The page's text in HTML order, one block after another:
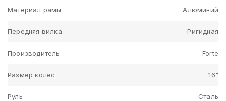
Материал рамы Алюминий
Передняя вилка Ригидная
Производитель Forte
Размер колес 16"
Руль Сталь